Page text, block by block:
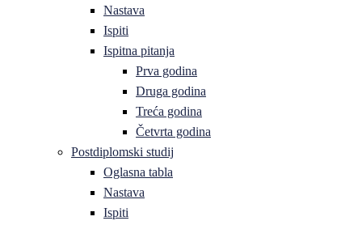
Nastava
Ispiti
Ispitna pitanja
Prva godina
Druga godina
Treća godina
Četvrta godina
Postdiplomski studij
Oglasna tabla
Nastava
Ispiti